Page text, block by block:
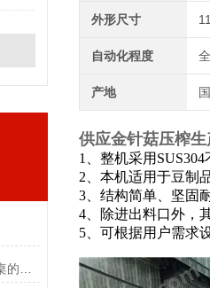
外形尺寸
自动化程度
产地
供应金针菇压榨生
1、整机采用
2、本机适用于豆制
3、结构简单、坚固
4、除进出料口外，
5、可根据用户需求